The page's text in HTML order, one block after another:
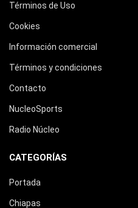
Términos de Uso
Cookies
Información comercial
Términos y condiciones
Contacto
NucleoSports
Radio Núcleo
CATEGORÍAS
Portada
Chiapas